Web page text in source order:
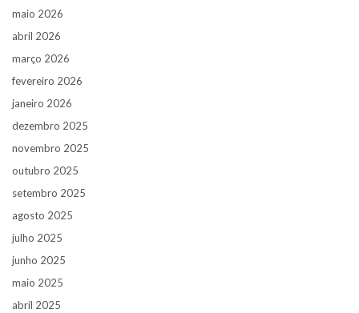
maio 2026
abril 2026
março 2026
fevereiro 2026
janeiro 2026
dezembro 2025
novembro 2025
outubro 2025
setembro 2025
agosto 2025
julho 2025
junho 2025
maio 2025
abril 2025